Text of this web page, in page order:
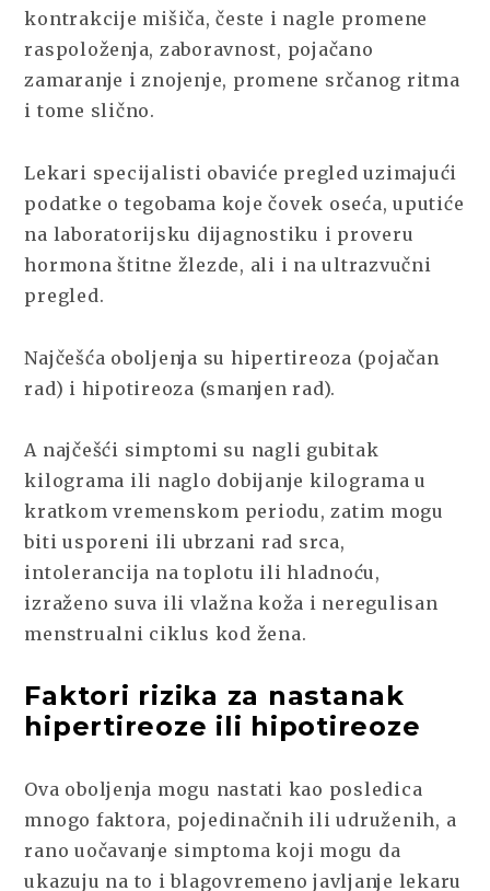
kontrakcije mišiča, česte i nagle promene
raspoloženja, zaboravnost, pojačano
zamaranje i znojenje, promene srčanog ritma
i tome slično.
Lekari specijalisti obaviće pregled uzimajući
podatke o tegobama koje čovek oseća, uputiće
na laboratorijsku dijagnostiku i proveru
hormona štitne žlezde, ali i na ultrazvučni
pregled.
Najčešća oboljenja su hipertireoza (pojačan
rad) i hipotireoza (smanjen rad).
A najčešći simptomi su nagli gubitak
kilograma ili naglo dobijanje kilograma u
kratkom vremenskom periodu, zatim mogu
biti usporeni ili ubrzani rad srca,
intolerancija na toplotu ili hladnoću,
izraženo suva ili vlažna koža i neregulisan
menstrualni ciklus kod žena.
Faktori rizika za nastanak
hipertireoze ili hipotireoze
Ova oboljenja mogu nastati kao posledica
mnogo faktora, pojedinačnih ili udruženih, a
rano uočavanje simptoma koji mogu da
ukazuju na to i blagovremeno javljanje lekaru